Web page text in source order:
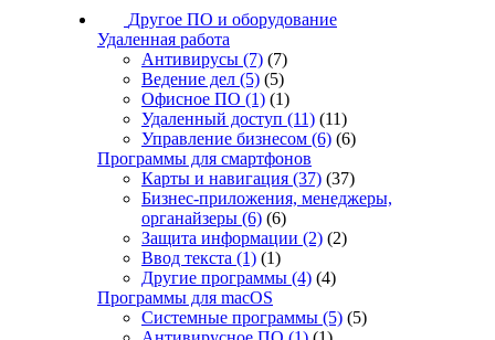
Другое ПО и оборудование
Удаленная работа
Антивирусы (7) (7)
Ведение дел (5) (5)
Офисное ПО (1) (1)
Удаленный доступ (11) (11)
Управление бизнесом (6) (6)
Программы для смартфонов
Карты и навигация (37) (37)
Бизнес-приложения, менеджеры,
органайзеры (6) (6)
Защита информации (2) (2)
Ввод текста (1) (1)
Другие программы (4) (4)
Программы для macOS
Системные программы (5) (5)